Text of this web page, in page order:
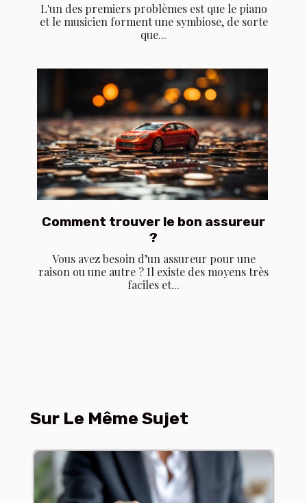
L'un des premiers problèmes est que le piano
et le musicien forment une symbiose, de sorte
que...
Comment trouver le bon assureur
?
Vous avez besoin d’un assureur pour une
raison ou une autre ? Il existe des moyens très
faciles et...
Sur Le Même Sujet